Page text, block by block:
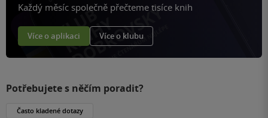
Každý měsíc společně přečteme tisíce knih
Více o aplikaci Více o klubu
Potřebujete s něčím poradit?
Často kladené dotazy